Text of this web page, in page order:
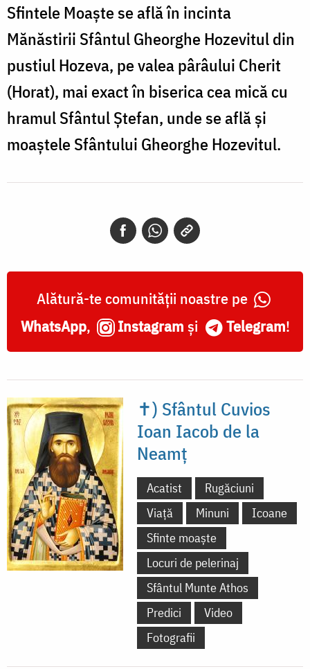
Sfintele Moaște se află în incinta
Mănăstirii Sfântul Gheorghe Hozevitul din
pustiul Hozeva, pe valea pârâului Cherit
(Horat), mai exact în biserica cea mică cu
hramul Sfântul Ștefan, unde se află și
moaștele Sfântului Gheorghe Hozevitul.
Alătură-te comunității noastre pe
WhatsApp, Instagram și Telegram!
✝) Sfântul Cuvios
Ioan Iacob de la
Neamț
Acatist
Rugăciuni
Viață
Minuni
Icoane
Sfinte moaște
Locuri de pelerinaj
Sfântul Munte Athos
Predici
Video
Fotografii